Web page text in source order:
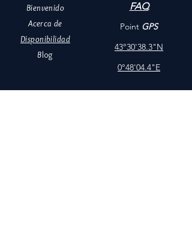
Bienvenido
Acerca de
Disponibilidad
Blog
FAQ
Point GPS
43°30'38.3"N
0°48'04.4"E